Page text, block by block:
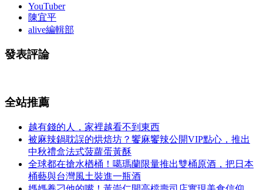
YouTuber
陳宜平
alive編輯部
發表評論
全站推薦
越有錢的人，家裡越看不到東西
被麻辣鍋耽誤的烘焙坊？饗麻饗辣公開VIP點心，推出
中秋禮盒法式菠蘿蛋黃酥
全球都在搶水楢桶！噶瑪蘭限量推出雙桶原酒，把日本
桶藝與台灣風土裝進一瓶酒